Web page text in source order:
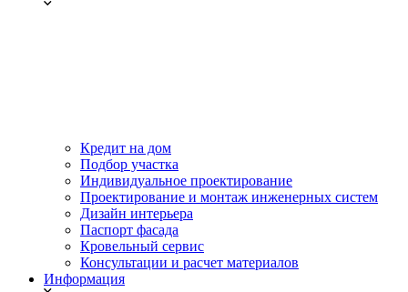
Кредит на дом
Подбор участка
Индивидуальное проектирование
Проектирование и монтаж инженерных систем
Дизайн интерьера
Паспорт фасада
Кровельный сервис
Консультации и расчет материалов
Информация